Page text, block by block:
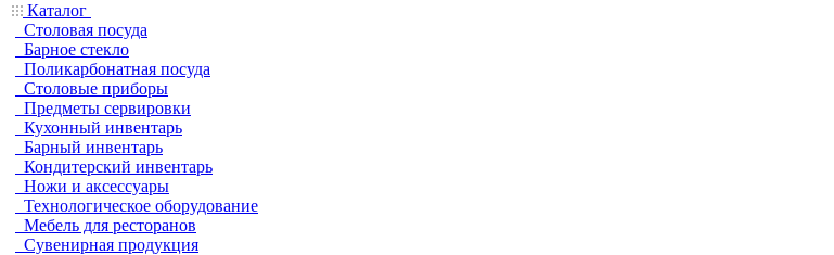
Каталог
Столовая посуда
Барное стекло
Поликарбонатная посуда
Столовые приборы
Предметы сервировки
Кухонный инвентарь
Барный инвентарь
Кондитерский инвентарь
Ножи и аксессуары
Технологическое оборудование
Мебель для ресторанов
Сувенирная продукция